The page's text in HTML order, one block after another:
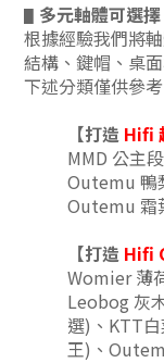
▋ 多元軸體可選擇
根據經驗我們將
結構、鍵帽、桌
下述分類僅供參考
【打造 Hifi
MMD 公主
Outemu 鴨
Outemu 霜
【打造 Hifi
Womier 薄
Leobog 灰
選) 、KTT
王) 、